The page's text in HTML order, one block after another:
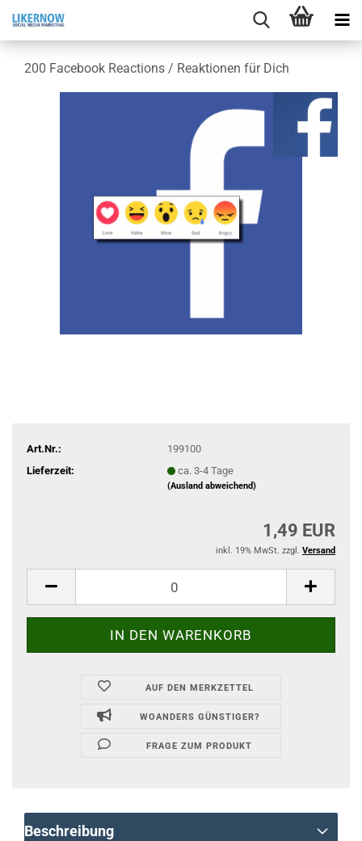
200 Face­book Re­ac­tions / Re­ak­tio­nen für Dich
Art.Nr.:
199100
Lieferzeit:
ca. 3-4 Tage
(Ausland abweichend)
1,49 EUR
inkl. 19% MwSt. zzgl. Versand
AUF DEN MERKZETTEL
WOANDERS GÜNSTIGER?
FRAGE ZUM PRODUKT
Beschreibung